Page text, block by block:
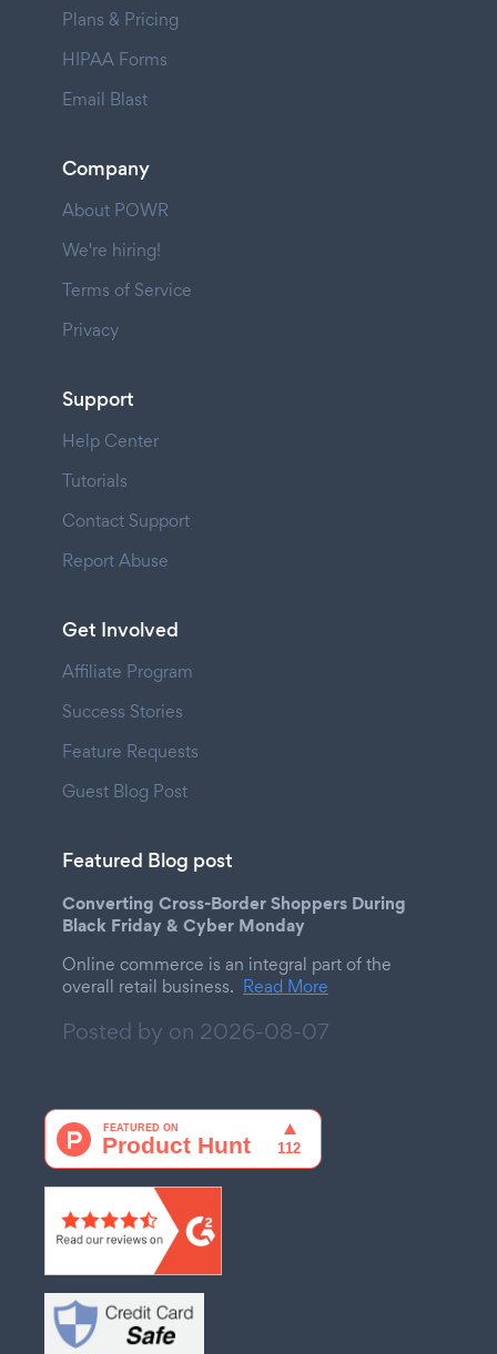
Plans & Pricing
HIPAA Forms
Email Blast
Company
About POWR
We're hiring!
Terms of Service
Privacy
Support
Help Center
Tutorials
Contact Support
Report Abuse
Get Involved
Affiliate Program
Success Stories
Feature Requests
Guest Blog Post
Featured Blog post
Converting Cross-Border Shoppers During
Black Friday & Cyber Monday
Online commerce is an integral part of the
overall retail business. Read More
Posted by on 2026-08-07